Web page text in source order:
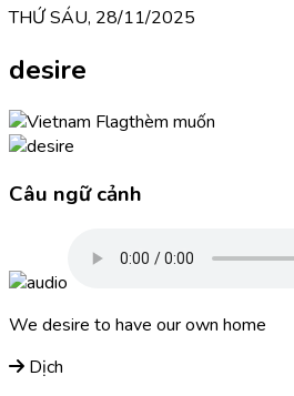
THỨ SÁU, 28/11/2025
desire
thèm muốn
Câu ngữ cảnh
We desire to have our own home
Dịch